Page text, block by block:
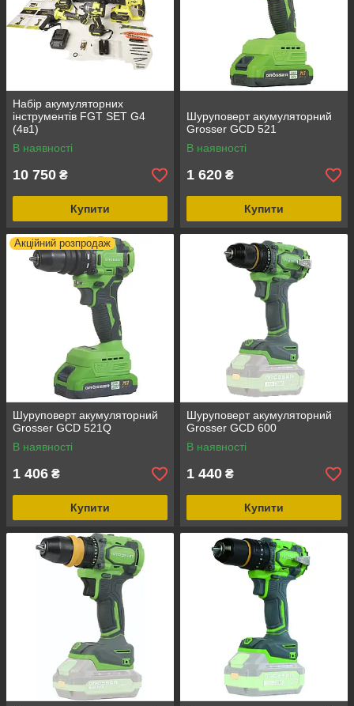
Набір акумуляторних
інструментів FGT SET G4
(4в1)
В наявності
10 750 ₴
Купити
Шуруповерт акумуляторний
Grosser GCD 521
В наявності
1 620 ₴
Купити
Акційний розпродаж
Шуруповерт акумуляторний
Grosser GCD 521Q
В наявності
1 406 ₴
Купити
Шуруповерт акумуляторний
Grosser GCD 600
В наявності
1 440 ₴
Купити